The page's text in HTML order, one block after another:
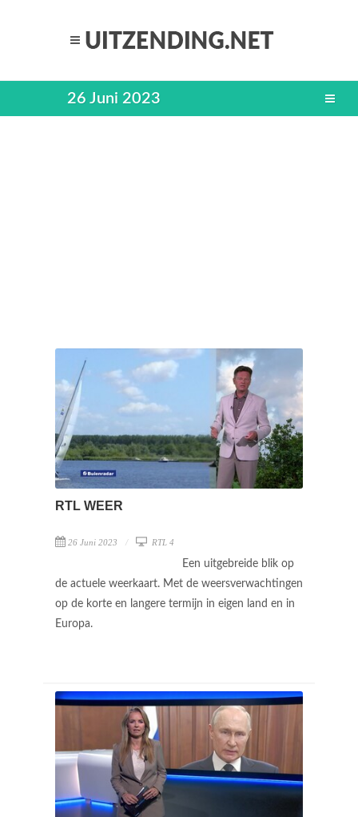
26 Juni 2023
RTL WEER
26 Juni 2023 RTL 4
Een uitgebreide blik op
de actuele weerkaart. Met de weersverwachtingen
op de korte en langere termijn in eigen land en in
Europa.